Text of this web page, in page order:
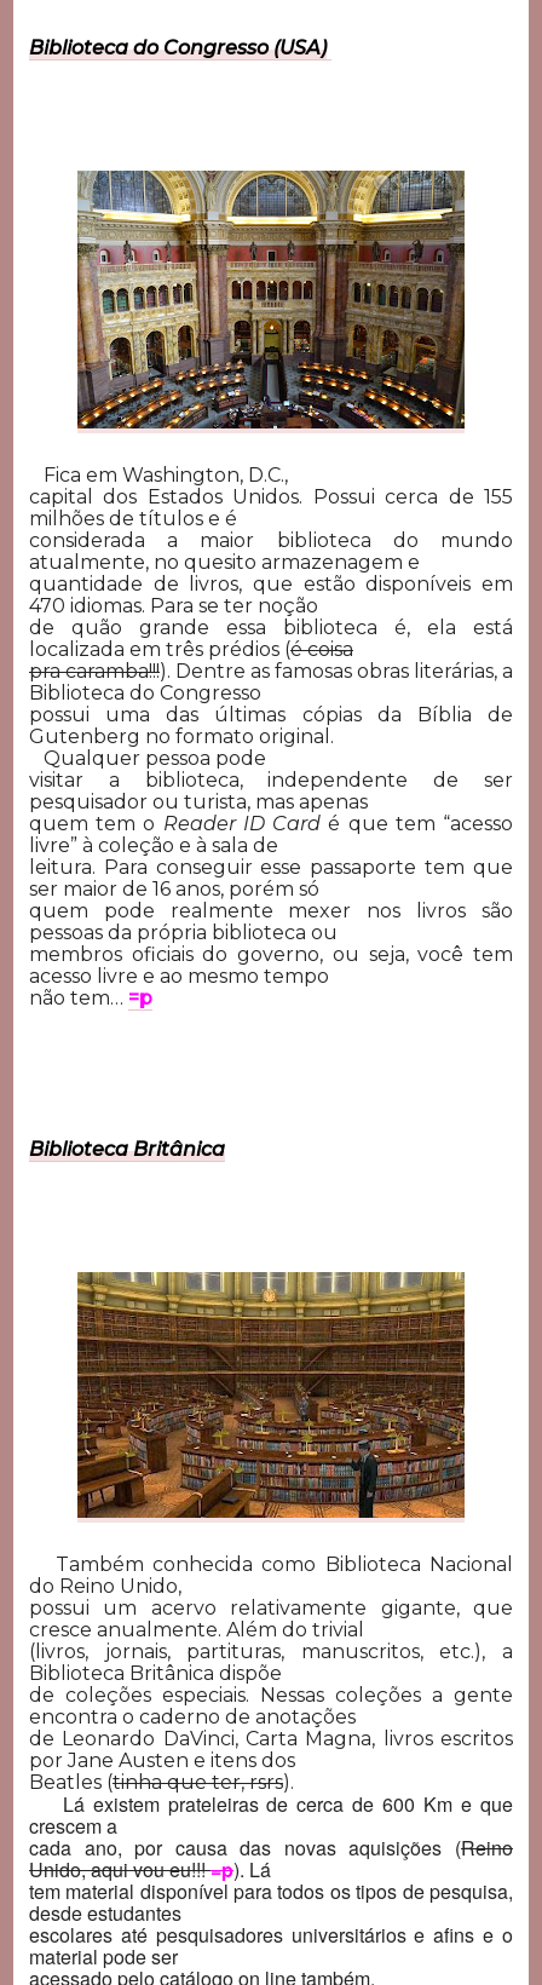
Biblioteca do Congresso (USA)
Fica em Washington, D.C.,
capital dos Estados Unidos. Possui cerca de 155
milhões de títulos e é
considerada a maior biblioteca do mundo
atualmente, no quesito armazenagem e
quantidade de livros, que estão disponíveis em
470 idiomas. Para se ter noção
de quão grande essa biblioteca é, ela está
localizada em três prédios (é coisa
pra caramba!!!). Dentre as famosas obras literárias, a
Biblioteca do Congresso
possui uma das últimas cópias da Bíblia de
Gutenberg no formato original.
Qualquer pessoa pode
visitar a biblioteca, independente de ser
pesquisador ou turista, mas apenas
quem tem o Reader ID Cardé que tem “acesso
livre” à coleção e à sala de
leitura. Para conseguir esse passaporte tem que
ser maior de 16 anos, porém só
quem pode realmente mexer nos livros são
pessoas da própria biblioteca ou
membros oficiais do governo, ou seja, você tem
acesso livre e ao mesmo tempo
não tem… =p
Biblioteca Britânica
Também conhecida como Biblioteca Nacional
do Reino Unido,
possui um acervo relativamente gigante, que
cresce anualmente. Além do trivial
(livros, jornais, partituras, manuscritos, etc.), a
Biblioteca Britânica dispõe
de coleções especiais. Nessas coleções a gente
encontra o caderno de anotações
de Leonardo DaVinci, Carta Magna, livros escritos
por Jane Austen e itens dos
Beatles (tinha que ter, rsrs).
Lá existem prateleiras de cerca de 600 Km e que
crescem a
cada ano, por causa das novas aquisições (Reino
Unido, aqui vou eu!!!=p). Lá
tem material disponível para todos os tipos de pesquisa,
desde estudantes
escolares até pesquisadores universitários e afins e o
material pode ser
acessado pelo catálogo on line também.